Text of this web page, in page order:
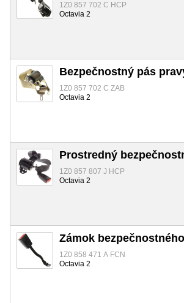
1Z0 857 702 C HCP
Octavia 2
Bezpečnostný pás
1Z0 857 702 C ZAB
Octavia 2
Prostredný
1Z0 857 807 J HCP
Octavia 2
Zámok
1Z0 858 471 A FCN
Octavia 2